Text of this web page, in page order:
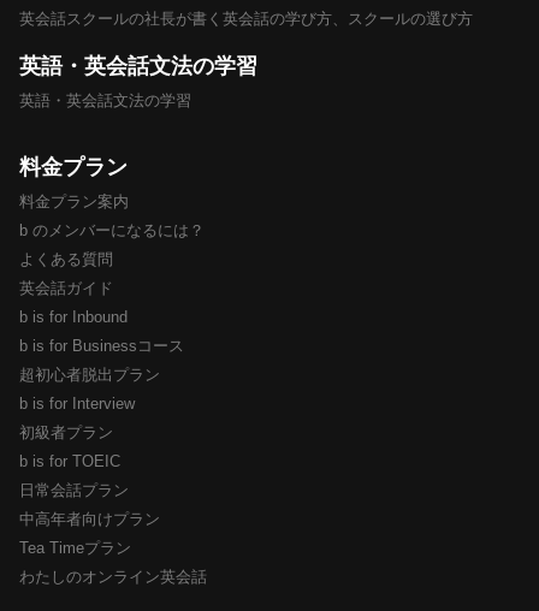
英会話スクールの社長が書く英会話の学び方、スクールの選び方
英語・英会話文法の学習
英語・英会話文法の学習
料金プラン
料金プラン案内
b のメンバーになるには？
よくある質問
英会話ガイド
b is for Inbound
b is for Businessコース
超初心者脱出プラン
b is for Interview
初級者プラン
b is for TOEIC
日常会話プラン
中高年者向けプラン
Tea Timeプラン
わたしのオンライン英会話